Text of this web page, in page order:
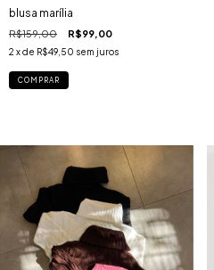
blusa marília
R$159,00 R$99,00
2 x de R$49,50 sem juros
COMPRAR